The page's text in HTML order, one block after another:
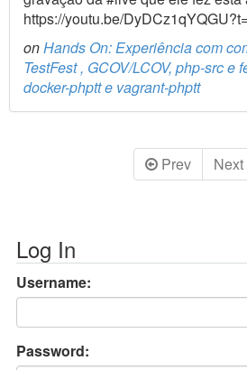
https://youtu.be/
onHands On: Experiência com
TestFest , GCOV/LCOV, php-src e
docker-phptt e vagrant-phptt
Prev Next
Log In
Username:
Password: